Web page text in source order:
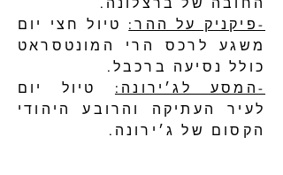
החובה של ברצלונה.
-פיקניק על ההר: טיול חצי יום
משגע לרכס הרי המונטסראט
כולל נסיעה ברכבל.
-המסע לג׳ירונה: טיול יום
לעיר העתיקה והרובע היהודי
הקסום של ג׳ירונה.